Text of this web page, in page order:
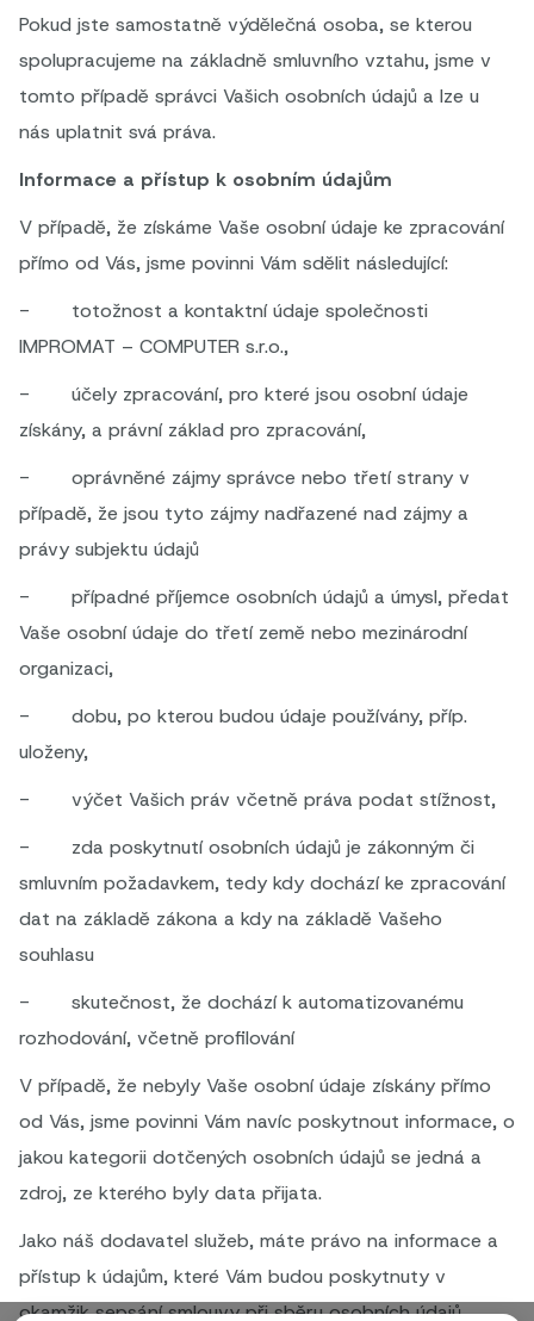
Pokud jste samostatně výdělečná osoba, se kterou
spolupracujeme na základně smluvního vztahu, jsme v
tomto případě správci Vašich osobních údajů a lze u
nás uplatnit svá práva.
Informace a přístup k osobním údajům
V případě, že získáme Vaše osobní údaje ke zpracování
přímo od Vás, jsme povinni Vám sdělit následující:
- totožnost a kontaktní údaje společnosti
IMPROMAT – COMPUTER s.r.o.,
- účely zpracování, pro které jsou osobní údaje
získány, a právní základ pro zpracování,
- oprávněné zájmy správce nebo třetí strany v
případě, že jsou tyto zájmy nadřazené nad zájmy a
právy subjektu údajů
- případné příjemce osobních údajů a úmysl, předat
Vaše osobní údaje do třetí země nebo mezinárodní
organizaci,
- dobu, po kterou budou údaje používány, příp.
uloženy,
- výčet Vašich práv včetně práva podat stížnost,
- zda poskytnutí osobních údajů je zákonným či
smluvním požadavkem, tedy kdy dochází ke zpracování
dat na základě zákona a kdy na základě Vašeho
souhlasu
- skutečnost, že dochází k automatizovanému
rozhodování, včetně profilování
V případě, že nebyly Vaše osobní údaje získány přímo
od Vás, jsme povinni Vám navíc poskytnout informace, o
jakou kategorii dotčených osobních údajů se jedná a
zdroj, ze kterého byly data přijata.
Jako náš dodavatel služeb, máte právo na informace a
přístup k údajům, které Vám budou poskytnuty v
okamžik sepsání smlouvy při sběru osobních údajů.